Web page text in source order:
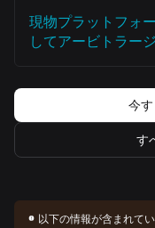
現物プラットフォ
してアービトラー
今
す
以下の情報が含まれて